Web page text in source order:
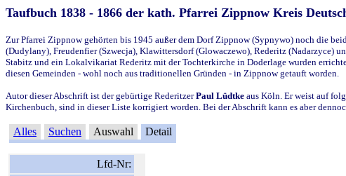
Taufbuch 1838 - 1866 der kath. Pfarrei Zippnow Kreis
Zur Pfarrei Zippnow gehörten bis 1945 außer dem Dorf Zippnow (Sypnywo) noch die
(Dudylany), Freudenfier (Szwecja), Klawittersdorf (Glowaczewo), Rederitz (Nadarzyce)
Stabitz und ein Lokalvikariat Rederitz mit der Tochterkirche in Doderlage wurden
diesen Gemeinden - wohl noch aus traditionellen Gründen - in Zippnow getauft worden.
Autor dieser Abschrift ist der gebürtige RederitzerPaul Lüdtke aus Köln. Er weist auf
Kirchenbuch, sind in dieser Liste korrigiert worden. Bei der Abschrift kann es aber
Alles Suchen Auswahl Detail
Lfd-Nr: